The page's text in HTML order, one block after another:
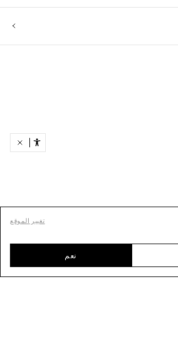
تغيير الموقع
نعم